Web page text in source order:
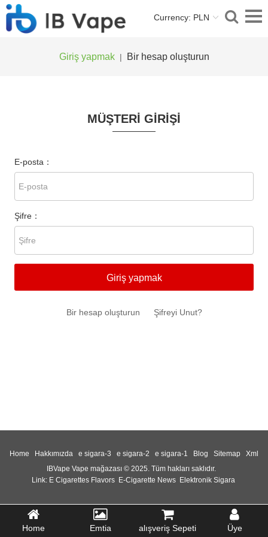
Currency: PLN
Giriş yapmak | Bir hesap oluşturun
MÜŞTERI GIRIŞI
E-posta：
Şifre：
Giriş yapmak
Bir hesap oluşturun Şifreyi Unut?
Home Hakkımızda e sigara-3 e sigara-2 e sigara-1 Blog Sitemap
Xml
IBVape Vape mağazası © 2025. Tüm hakları saklıdır.
Link: E Cigarettes Flavors E-Cigarette News Elektronik Sigara
Home Emtia alışveriş Sepeti Üye